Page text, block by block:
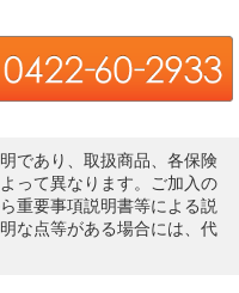
であり、取扱商品、各保険
って異なります。ご加入の
重要事項説明書等による説
な点等がある場合には、代